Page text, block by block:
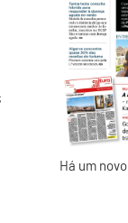
Há um